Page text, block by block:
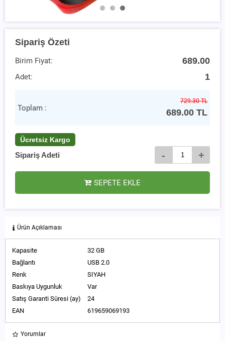
Sipariş Özeti
Birim Fiyat: 689.00
Adet: 1
Toplam :
729.30 TL
689.00 TL
Ücretsiz Kargo
Sipariş Adeti - +
SEPETE EKLE
Ürün Açıklaması
Kapasite
32 GB
Bağlantı
USB 2.0
Renk
SIYAH
Baskıya Uygunluk
Var
Satış Garanti Süresi (ay)
24
EAN
619659069193
Yorumlar